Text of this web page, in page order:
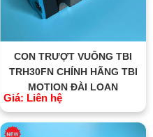
CON TRƯỢT VUÔNG TBI
TRH30FN CHÍNH HÃNG TBI
MOTION ĐÀI LOAN
Giá: Liên hệ